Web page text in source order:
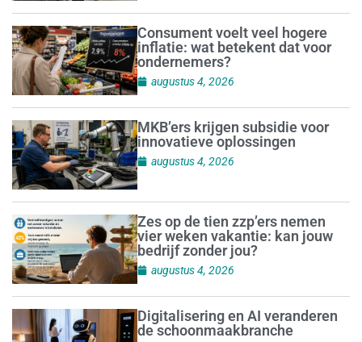
Consument voelt veel hogere
inflatie: wat betekent dat voor
ondernemers?
augustus 4, 2026
MKB’ers krijgen subsidie voor
innovatieve oplossingen
augustus 4, 2026
Zes op de tien zzp’ers nemen
vier weken vakantie: kan jouw
bedrijf zonder jou?
augustus 4, 2026
Digitalisering en AI veranderen
de schoonmaakbranche